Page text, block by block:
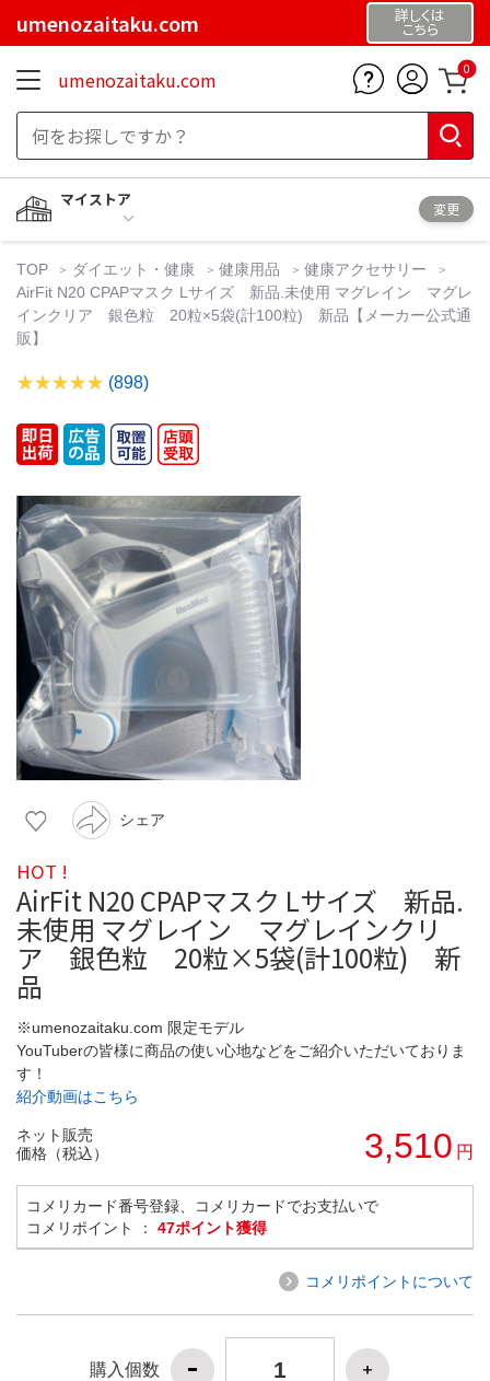
umenozaitaku.com 詳しくは
こちら
umenozaitaku.com 0
マイストア
変更
TOP ダイエット・健康 健康用品
健康アクセサリー
AirFit N20 CPAPマスク Lサイズ 新品.未使用 マグレイン マグレ
インクリア 銀色粒 20粒×5袋(計100粒) 新品【メーカー公式通
販】
(898)
シェア
HOT !
AirFit N20 CPAPマスク Lサイズ 新品.
未使用 マグレイン マグレインクリ
ア 銀色粒 20粒×5袋(計100粒) 新
品
※umenozaitaku.com 限定モデル
YouTuberの皆様に商品の使い心地などをご紹介いただいておりま
す！
紹介動画はこちら
ネット販売
価格（税込）
3,510 円
コメリカード番号登録、コメリカードでお支払いで
コメリポイント ： 47ポイント獲得
コメリポイントについて
購入個数